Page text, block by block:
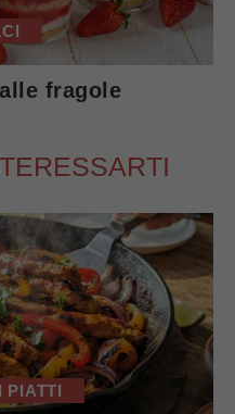
fragole
PIATTI